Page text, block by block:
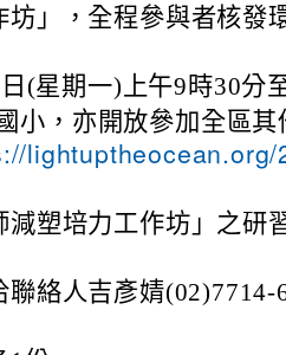
」，全程參與者核發
(星期一)上午9時30分
小，亦開放參加全區其
lightuptheocean.org/
塑培力工作坊」之研
絡人吉彥婧(02)7714-